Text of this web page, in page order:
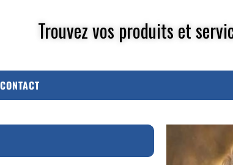
Trouvez vos produits et
CONTACT